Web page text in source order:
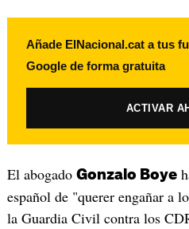
Añade ElNacional.cat a tus
Google de forma gratuita
ACTIVAR
El abogado Gonzalo Boye
español de "querer engañar a
la Guardia Civil contra los